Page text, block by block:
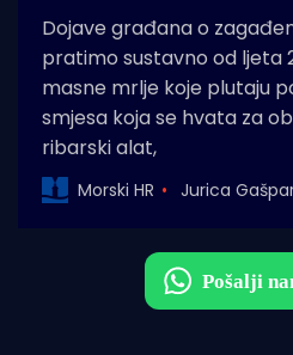
Dojave građana o
pratimo sustavno od ljeta
masne mrlje koje plutaju
smjesa koja se hvata za
ribarski alat,
Morski HR Jurica